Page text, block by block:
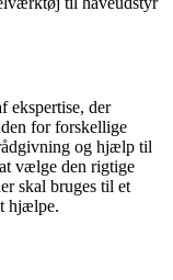
ekspertise, der
for forskellige
og hjælp til
vælge den rigtige
skal bruges til et
hjælpe.